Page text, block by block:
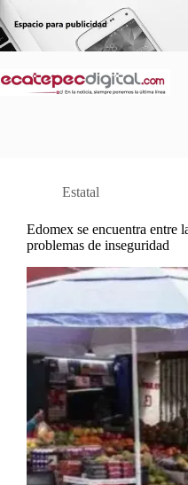
al
contenido
Estatal
Edomex se encuentra entre
problemas de inseguridad